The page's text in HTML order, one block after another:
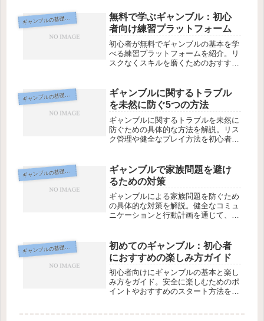
ギ
ャンブルの基礎知識
無料で学ぶギャンブル：初心
者向け練習プラットフォーム
初心者が無料でギャンブルの基本を学
べる練習プラットフォームを紹介。リ
スクなくスキルを磨くためのおすすめ
ギ
ャンブルの基礎知識
ギャンブルに関するトラブル
を未然に防ぐ5つの方法
ギャンブルに関するトラブルを未然に
防ぐための具体的な方法を解説。リス
ク管理や健全なプレイ方法を初心者向
ギ
ャンブルの基礎知識
ギャンブルで家族問題を避け
るための対策
ギャンブルによる家族問題を防ぐため
の具体的な対策を解説。健全なコミュ
ニケーションと行動計画を通じて、ト
ギ
ャンブルの基礎知識
初めてのギャンブル：初心者
におすすめの楽しみ方ガイド
初心者向けにギャンブルの基本と楽し
み方をガイド。安全に楽しむためのポ
イントやおすすめのスタート方法を解